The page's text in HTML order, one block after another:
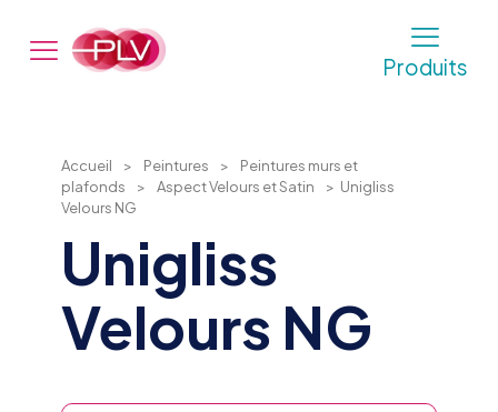
Produits
Accueil > Peintures >
Peintures murs et
plafonds
> Aspect Velours et Satin > Unigliss
Velours NG
Unigliss
Velours NG